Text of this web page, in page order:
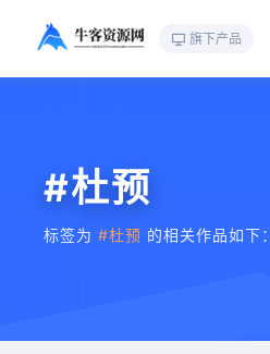
旗下产品
#杜预
标签为 #杜预 的相关作品如下：